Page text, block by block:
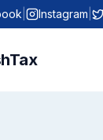
Instagram